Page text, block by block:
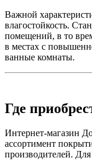
Важной
влагостойкость.
помещений, в то
в местах с
ванные комнаты.
Где
Интернет-магазин
ассортимент
производителей.